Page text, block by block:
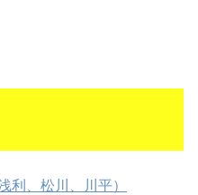
利、松川、川平）